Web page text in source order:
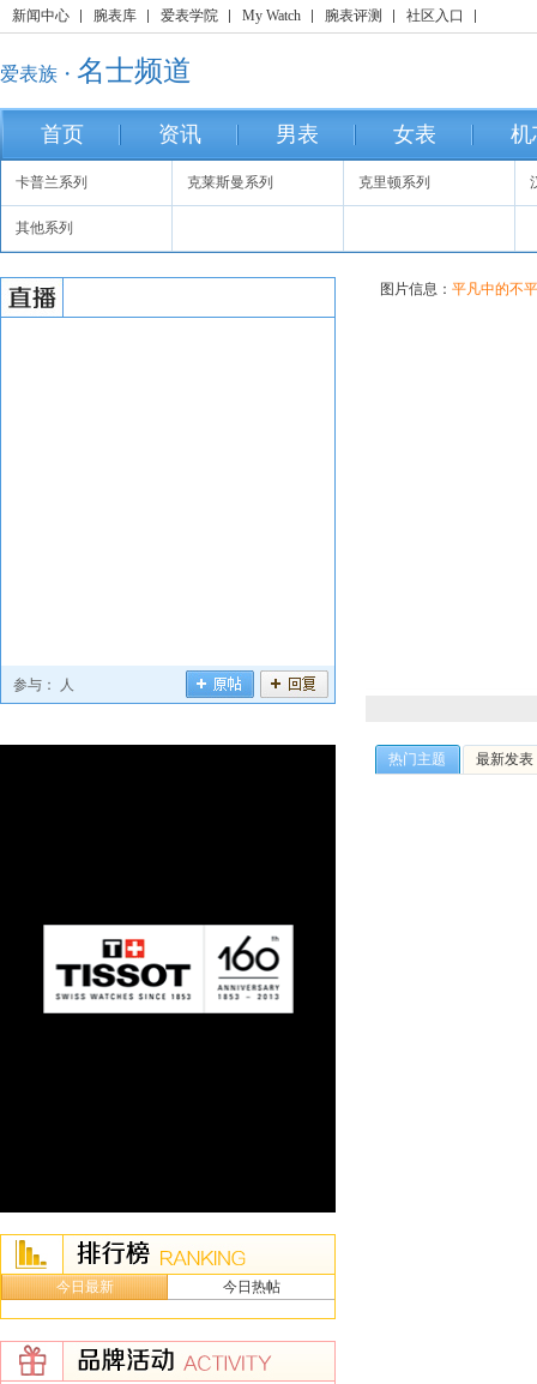
新闻中心 腕表库 爱表学院 My Watch 腕表评测 社区入口
爱表族・ 名士频道
首页 资讯 男表 女表 机
卡普兰系列 克莱斯曼系列 克里顿系列
其他系列
参与： 人
今日最新 今日热帖
图片信息： 平凡中的不
热门主题 最新发表